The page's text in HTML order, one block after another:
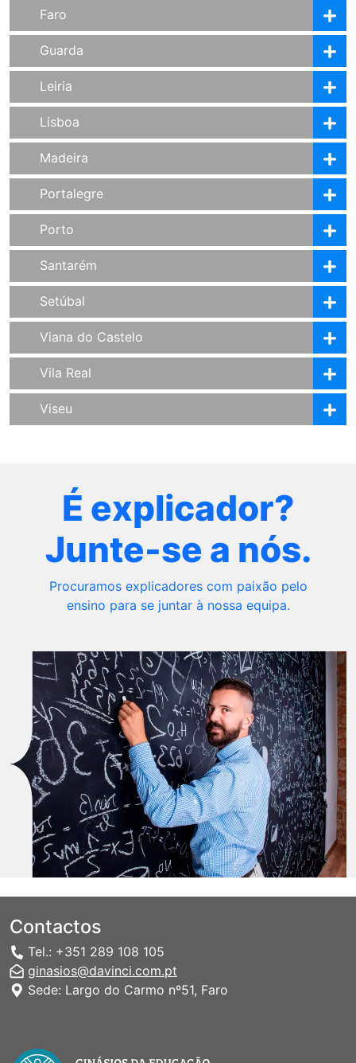
Faro
Guarda
Leiria
Lisboa
Madeira
Portalegre
Porto
Santarém
Setúbal
Viana do Castelo
Vila Real
Viseu
É explicador?
Junte-se a nós.
Procuramos explicadores com paixão pelo
ensino para se juntar à nossa equipa.
Contactos
Tel.: +351 289 108 105
ginasios@davinci.com.pt
Sede: Largo do Carmo nº51, Faro